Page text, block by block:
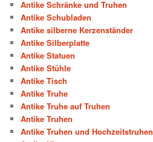
Antike Schränke und Truhen
Antike Schubladen
Antike silberne Kerzenständer
Antike Silberplatte
Antike Statuen
Antike Stühle
Antike Tisch
Antike Truhe
Antike Truhe auf Truhen
Antike Truhen
Antike Truhen und Hochzeitstruhen